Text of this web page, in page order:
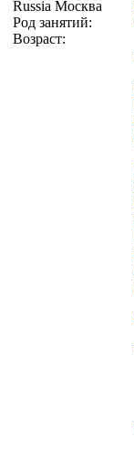
Russia Москва
Род занятий:
Возраст: